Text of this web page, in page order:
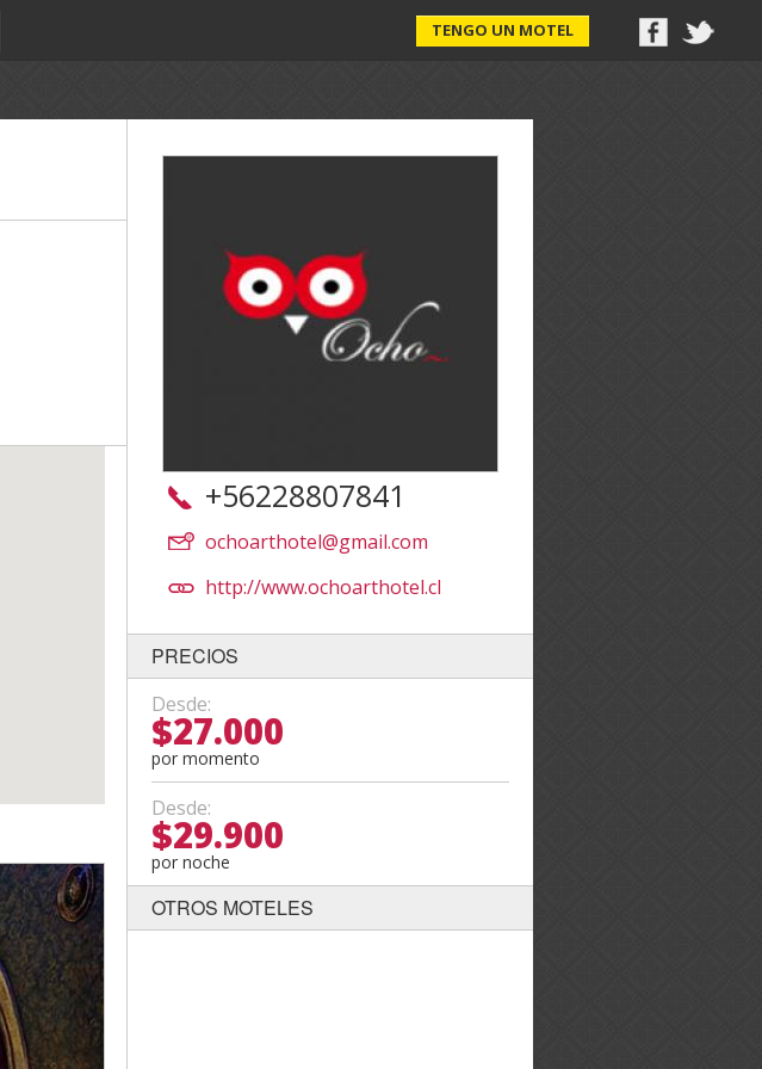
TENGO UN MOTEL
+56228807841
ochoarthotel@gmail.com
http://www.ochoarthotel.cl
PRECIOS
Desde:
$27.000
por momento
Desde:
$29.900
por noche
OTROS MOTELES